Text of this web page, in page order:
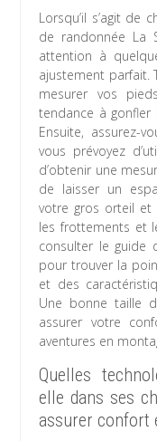
Lorsqu’il s’agit de
de randonnée La
attention à
ajustement parfait.
mesurer vos
tendance à gonfler
Ensuite, assurez-
vous prévoyez
d’obtenir une
de laisser un
votre gros orteil et
les frottements et
consulter le guide
pour trouver la
et des
Une bonne taille
assurer votre
aventures en
Quelles
elle dans ses
assurer confort